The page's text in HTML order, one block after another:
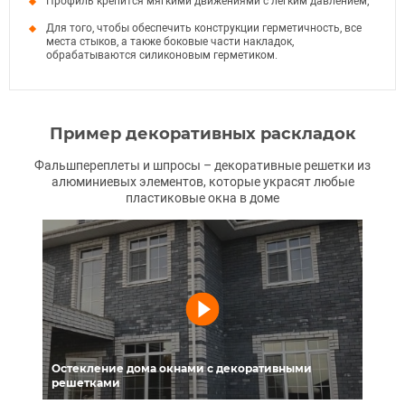
Для того, чтобы обеспечить конструкции герметичность, все
места стыков, а также боковые части накладок,
обрабатываются силиконовым герметиком.
Пример декоративных раскладок
Фальшпереплеты и шпросы – декоративные решетки из
алюминиевых элементов, которые украсят любые
пластиковые окна в доме
Остекление дома окнами с декоративными
решетками